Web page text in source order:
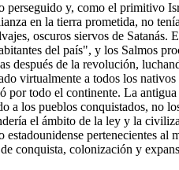
y, como el primitivo
en la tierra prometida, no
oscuros siervos de
del país", y los Salmos
después de la revolución,
virtualmente a todos los
todo el continente. La
a los pueblos conquistados, no
el ámbito de la ley y la
pertenecientes al
conquista, colonización y